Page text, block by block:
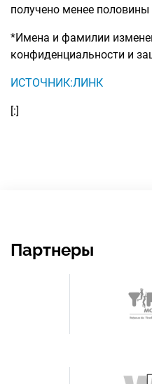
получено менее
*Имена и фамилии
конфиденциальности и
ИСТОЧНИК:ЛИНК
[:]
Партнеры